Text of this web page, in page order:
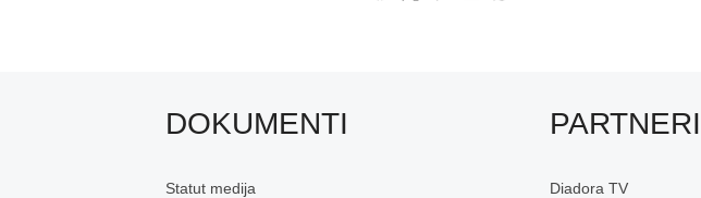
DOKUMENTI
Statut medija
PARTNERI
Diadora TV